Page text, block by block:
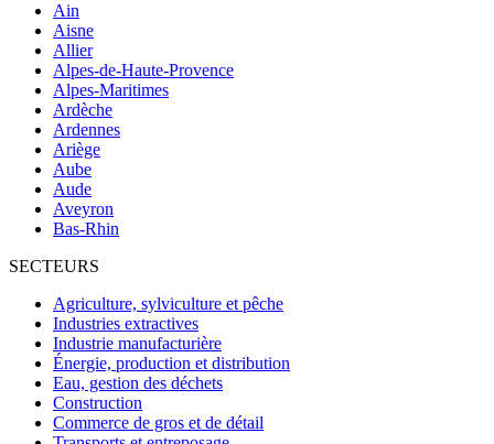
Ain
Aisne
Allier
Alpes-de-Haute-Provence
Alpes-Maritimes
Ardèche
Ardennes
Ariège
Aube
Aude
Aveyron
Bas-Rhin
SECTEURS
Agriculture, sylviculture et pêche
Industries extractives
Industrie manufacturière
Énergie, production et distribution
Eau, gestion des déchets
Construction
Commerce de gros et de détail